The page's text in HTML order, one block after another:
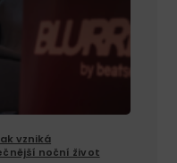
vzniká
noční život